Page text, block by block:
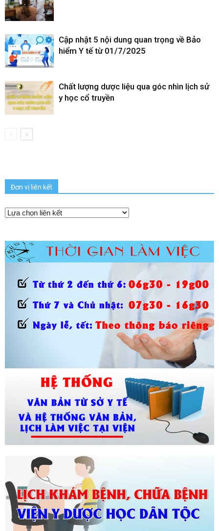
Cập nhật 5 nội dung quan trọng về Bảo
hiểm Y tế từ 01/7/2025
Chất lượng dược liệu qua góc nhìn lịch sử
y học cổ truyền
Đơn vị liên kết